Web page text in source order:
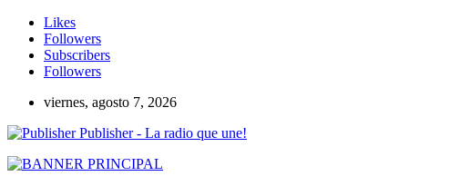
Likes
Followers
Subscribers
Followers
viernes, agosto 7, 2026
Publisher - La radio que une!